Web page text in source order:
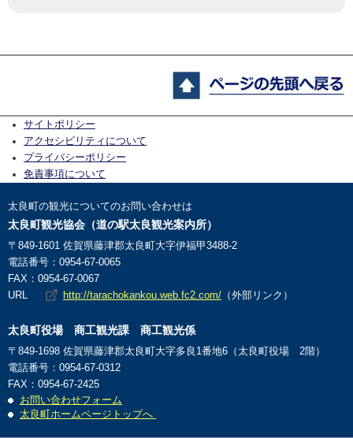
サイトポリシー
アクセシビリティについて
プライバシーポリシー
免責事項について
太良町の観光についてのお問い合わせは
太良町観光協会（道の駅太良観光案内所）
〒849-1601 佐賀県藤津郡太良町大字伊福甲3488-2
電話番号：0954-67-0065
FAX：0954-67-0067
URL
http://tarachokankou.web.fc2.com/ （外部リンク）
太良町役場 商工観光課 商工観光係
〒849-1698 佐賀県藤津郡太良町大字多良1番地6（太良町役場 2階）
電話番号：0954-67-0312
FAX：0954-67-2425
お問い合わせフォーム
太良町ホームページトップへ